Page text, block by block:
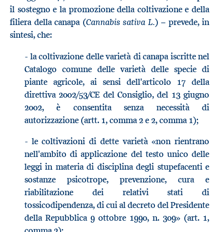
il sostegno e la promozione della coltivazione e della
filiera della canapa (Cannabis sativa L.) − prevede, in
sintesi, che:
- la coltivazione delle varietà di canapa iscritte nel
Catalogo comune delle varietà delle specie di
piante agricole, ai sensi dell'articolo 17 della
direttiva 2002/53/CE del Consiglio, del 13 giugno
2002, è consentita senza necessità di
autorizzazione (artt. 1, comma 2 e 2, comma 1);
- le coltivazioni di dette varietà «non rientrano
nell'ambito di applicazione del testo unico delle
leggi in materia di disciplina degli stupefacenti e
sostanze psicotrope, prevenzione, cura e
riabilitazione dei relativi stati di
tossicodipendenza, di cui al decreto del Presidente
della Repubblica 9 ottobre 1990, n. 309» (art. 1,